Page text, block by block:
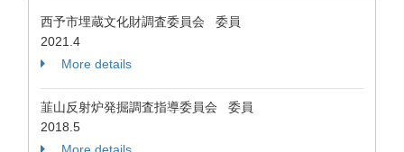
西予市埋蔵文化財調査委員会 委員
2021.4
More details
韮山反射炉発掘調査指導委員会 委員
2018.5